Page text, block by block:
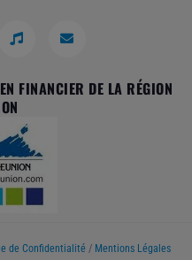
FINANCIER DE LA RÉGION
de Confidentialité / Mentions Légales